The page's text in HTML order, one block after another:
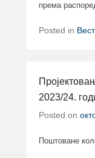
према
Posted in
2023/24.
Posted on
Поштоване